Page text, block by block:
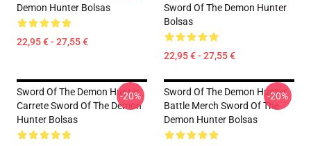
Demon Hunter Bolsas
22,95 € - 27,55 €
Sword Of The Demon Hunter
Bolsas
22,95 € - 27,55 €
Sword Of The Demon Hunter
Carrete Sword Of The Demon
Hunter Bolsas
-20%
Sword Of The Demon Hunter
Battle Merch Sword Of The
Demon Hunter Bolsas
-20%